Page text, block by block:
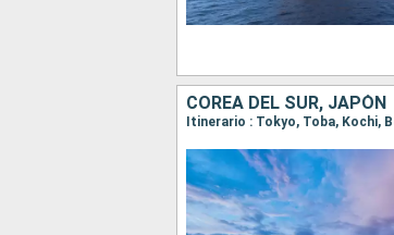
COREA DEL SUR, JAPÓN
Itinerario : Tokyo, Toba, Kochi,